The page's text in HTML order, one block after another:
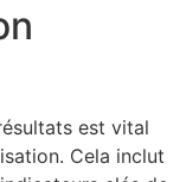
est vital
Cela inclut